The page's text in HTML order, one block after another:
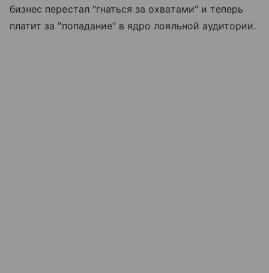
бизнес перестал "гнаться за охватами" и теперь
платит за "попадание" в ядро лояльной аудитории.